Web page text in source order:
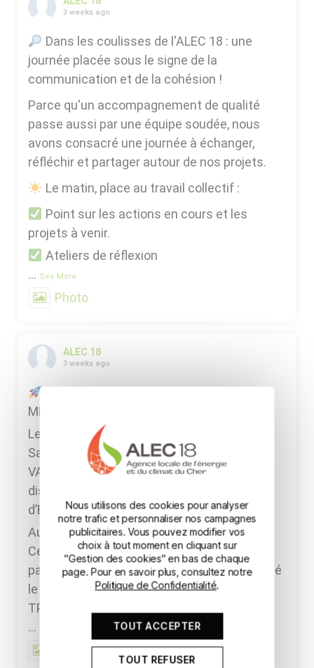
3 weeks ago
Dans les coulisses de l'ALEC 18 : une
journée placée sous le signe de la
communication et de la cohésion !
Parce qu'un accompagnement de qualité
passe aussi par une équipe soudée, nous
avons consacré une journée à échanger,
réfléchir et partager autour de nos projets.
Le matin, place au travail collectif :
Point sur les actions en cours et les
projets à venir.
Ateliers de réflexion
... See More
Photo
ALEC 18
3 weeks ago
MP2E !
Le mardi 30 juin, l'ALEC18 s'est rendue à
Saint-Cyr-en-Val, au sein de l'entreprise
VALEMBAL, pour le lancement officiel du
dispositif MP2E (Mon Parcours d’Economie
d’Energie).
Aux côtés de la CCI du Cher, de la CMA
Centre-Val de Loire 18, de l'ADEME et des
partenaires engagés, cette journée a marqué
le début d'un accompagnement dédié aux
TPE
...
Nous utilisons des cookies pour analyser
notre trafic et personnaliser nos campagnes
publicitaires. Vous pouvez modifier vos
choix à tout moment en cliquant sur
"Gestion des cookies" en bas de chaque
page. Pour en savoir plus, consultez notre
Politique de Confidentialité.
TOUT ACCEPTER
TOUT REFUSER